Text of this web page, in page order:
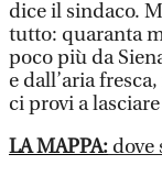
dice il sindaco.
tutto: quaranta
poco più da
e dall’aria
ci provi a
LA MAPPA: dove